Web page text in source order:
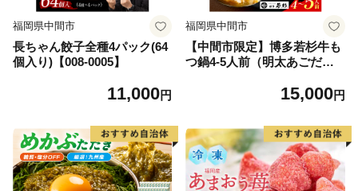
福岡県中間市
長ちゃん餃子全種4パック(64
個入り)【008-0005】
11,000円
福岡県中間市
【中間市限定】博多若杉牛も
つ鍋4-5人前（明太あごだし
15,000円